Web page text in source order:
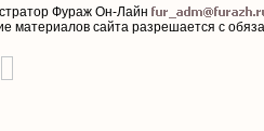
Фураж Он-Лайн
материалов сайта разрешается с